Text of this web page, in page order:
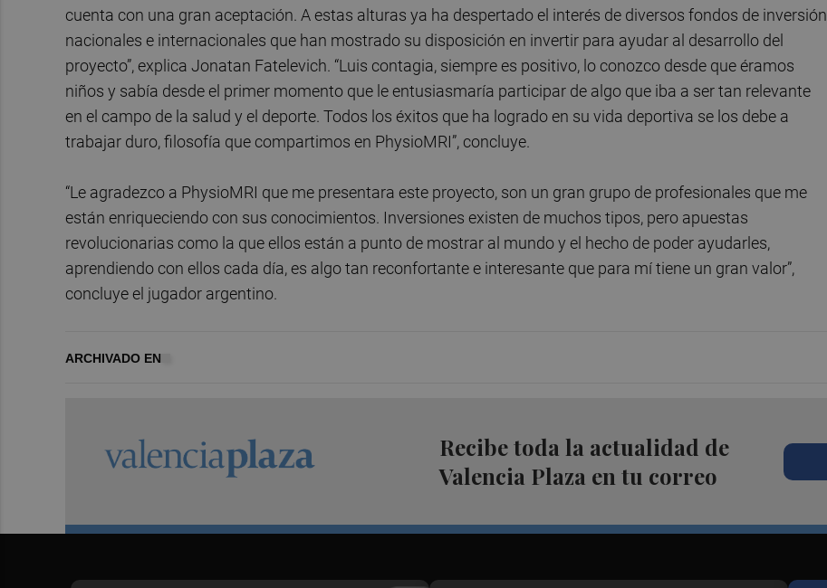
cuenta con una gran aceptación. A estas alturas ya ha despertado el interés de diversos fondos de inversión
nacionales e internacionales que han mostrado su disposición en invertir para ayudar al desarrollo del
proyecto”, explica Jonatan Fatelevich. “Luis contagia, siempre es positivo, lo conozco desde que éramos
niños y sabía desde el primer momento que le entusiasmaría participar de algo que iba a ser tan relevante
en el campo de la salud y el deporte. Todos los éxitos que ha logrado en su vida deportiva se los debe a
trabajar duro, filosofía que compartimos en PhysioMRI”, concluye.
“Le agradezco a PhysioMRI que me presentara este proyecto, son un gran grupo de profesionales que me
están enriqueciendo con sus conocimientos. Inversiones existen de muchos tipos, pero apuestas
revolucionarias como la que ellos están a punto de mostrar al mundo y el hecho de poder ayudarles,
aprendiendo con ellos cada día, es algo tan reconfortante e interesante que para mí tiene un gran valor”,
concluye el jugador argentino.
ARCHIVADO EN
Recibe toda la actualidad de
Valencia Plaza en tu correo